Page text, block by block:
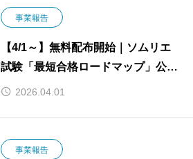
事業報告
【4/1～】無料配布開始｜ソムリエ
試験「最短合格ロードマップ」公開
のお知らせ
2026.04.01
事業報告